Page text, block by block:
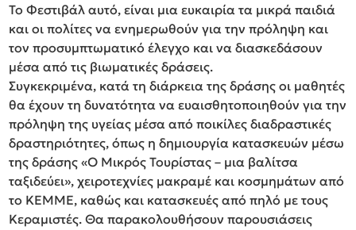
Το Φεστιβάλ αυτό, είναι μια ευκαιρία τα μικρά παιδιά
και οι πολίτες να ενημερωθούν για την πρόληψη και
τον προσυμπτωματικό έλεγχο και να διασκεδάσουν
μέσα από τις βιωματικές δράσεις.
Συγκεκριμένα, κατά τη διάρκεια της δράσης οι μαθητές
θα έχουν τη δυνατότητα να ευαισθητοποιηθούν για την
πρόληψη της υγείας μέσα από ποικίλες διαδραστικές
δραστηριότητες, όπως η δημιουργία κατασκευών μέσω
της δράσης «Ο Μικρός Τουρίστας – μια βαλίτσα
ταξιδεύει», χειροτεχνίες μακραμέ και κοσμημάτων από
το ΚΕΜΜΕ, καθώς και κατασκευές από πηλό με τους
Κεραμιστές. Θα παρακολουθήσουν παρουσιάσεις